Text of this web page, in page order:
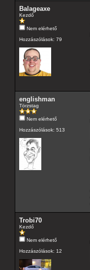
Balageaxe
Kezdő
Nem elérhető
Hozzászólások: 79
englishman
Törzstag
Nem elérhető
Hozzászólások: 513
Trobi70
Kezdő
Nem elérhető
Hozzászólások: 12